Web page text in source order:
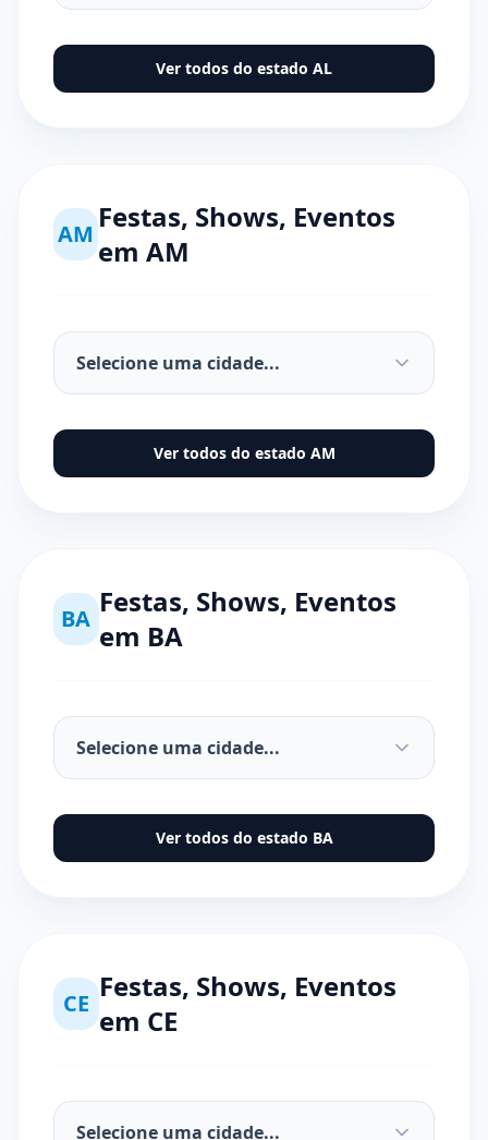
Ver todos do estado AL
AM Festas, Shows, Eventos
em AM
Ver todos do estado AM
BA Festas, Shows, Eventos
em BA
Ver todos do estado BA
CE Festas, Shows, Eventos
em CE